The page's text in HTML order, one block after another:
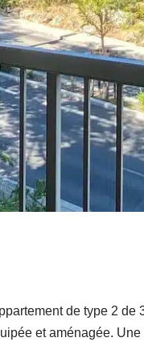
de type 2
et aménagée.